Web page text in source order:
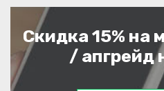
Скидка 15% на
/ апгрейд